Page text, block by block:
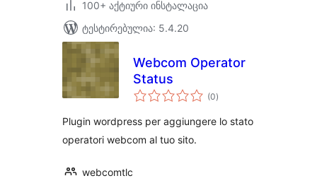
100+ აქტიური ინსტალაცია
ტესტირებულია: 5.4.20
Webcom Operator
Status
(0საერთო
რეიტინგი
)
Plugin wordpress per aggiungere lo stato
operatori webcom al tuo sito.
webcomtlc